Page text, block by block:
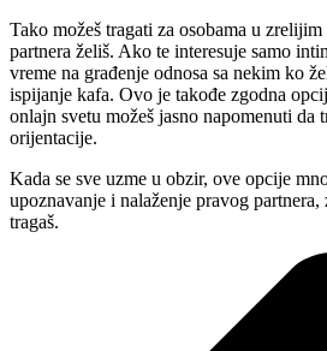
Tako možeš tragati za osobama u
partnera želiš. Ako te interesuje samo
vreme na građenje odnosa sa nekim ko
ispijanje kafa. Ovo je takođe zgodna
onlajn svetu možeš jasno napomenuti da
orijentacije.
Kada se sve uzme u obzir, ove opcije
upoznavanje i nalaženje pravog
tragaš.